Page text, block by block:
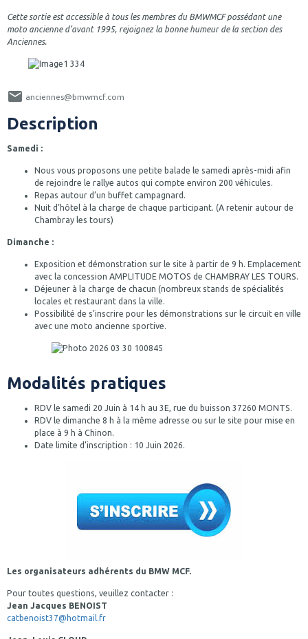
Cette sortie est accessible à tous les membres du BMWMCF possédant une
moto ancienne d’avant 1995, rejoignez la bonne humeur de la section des
Anciennes.
anciennes@bmwmcf.com
Description
Samedi :
Nous vous proposons une petite balade le samedi après-midi afin
de rejoindre le rallye autos qui compte environ 200 véhicules.
Repas autour d’un buffet campagnard.
Nuit d’hôtel à la charge de chaque participant. (A retenir autour de
Chambray les tours)
Dimanche :
Exposition et démonstration sur le site à partir de 9 h. Emplacement
avec la concession AMPLITUDE MOTOS de CHAMBRAY LES TOURS.
Déjeuner à la charge de chacun (nombreux stands de spécialités
locales et restaurant dans la ville.
Possibilité de s’inscrire pour les démonstrations sur le circuit en ville
avec une moto ancienne sportive.
Modalités pratiques
RDV le samedi 20 Juin à 14 h au 3E, rue du buisson 37260 MONTS.
RDV le dimanche 8 h à la même adresse ou sur le site pour mise en
place à 9 h à Chinon.
Date limite d’inscription : 10 Juin 2026.
Les organisateurs adhérents du BMW MCF.
Pour toutes questions, veuillez contacter :
Jean Jacques BENOIST
catbenoist37@hotmail.fr